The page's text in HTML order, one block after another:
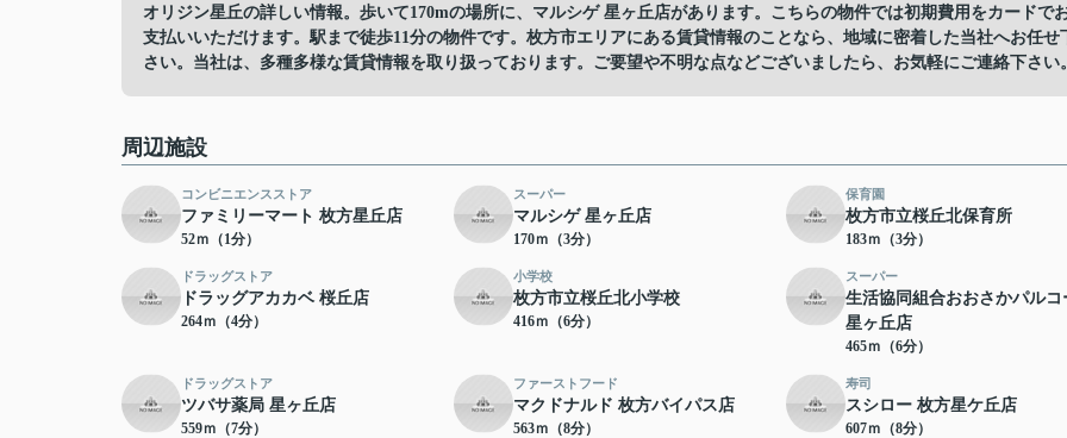
オリジン星丘の詳しい情報。歩いて170mの場所に、マルシゲ 星ヶ丘店があります。こちらの物件では初期費用をカードで
支払いいただけます。駅まで徒歩11分の物件です。枚方市エリアにある賃貸情報のことなら、地域に密着した当社へお任せ
さい。当社は、多種多様な賃貸情報を取り扱っております。ご要望や不明な点などございましたら、お気軽にご連絡下さい
周辺施設
コンビニエンスストア
ファミリーマート 枚方星丘店
52ｍ（1分）
スーパー
マルシゲ 星ヶ丘店
170ｍ（3分）
保育園
枚方市立桜丘北保育所
183ｍ（3分）
ドラッグストア
ドラッグアカカベ 桜丘店
264ｍ（4分）
小学校
枚方市立桜丘北小学校
416ｍ（6分）
スーパー
生活協同組合おおさかパルコ
星ヶ丘店
465ｍ（6分）
ドラッグストア
ツバサ薬局 星ヶ丘店
559ｍ（7分）
ファーストフード
マクドナルド 枚方バイパス店
563ｍ（8分）
寿司
スシロー 枚方星ケ丘店
607ｍ（8分）